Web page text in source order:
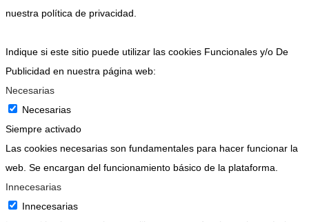
nuestra política de privacidad.
Indique si este sitio puede utilizar las cookies Funcionales y/o De
Publicidad en nuestra página web:
Necesarias
Necesarias
Siempre activado
Las cookies necesarias son fundamentales para hacer funcionar la
web. Se encargan del funcionamiento básico de la plataforma.
Innecesarias
Innecesarias